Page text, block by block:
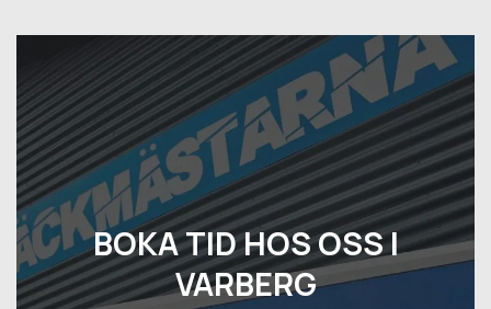
BOKA TID HOS OSS I
VARBERG